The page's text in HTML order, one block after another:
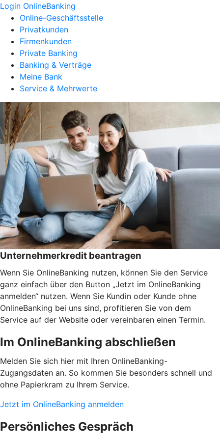
Login OnlineBanking
Online-Geschäftsstelle
Privatkunden
Firmenkunden
Private Banking
Banking & Verträge
Meine Bank
Service & Mehrwerte
Unternehmerkredit beantragen
Wenn Sie OnlineBanking nutzen, können Sie den Service
ganz einfach über den Button „Jetzt im OnlineBanking
anmelden“ nutzen. Wenn Sie Kundin oder Kunde ohne
OnlineBanking bei uns sind, profitieren Sie von dem
Service auf der Website oder vereinbaren einen Termin.
Im OnlineBanking abschließen
Melden Sie sich hier mit Ihren OnlineBanking-
Zugangsdaten an. So kommen Sie besonders schnell und
ohne Papierkram zu Ihrem Service.
Jetzt im OnlineBanking anmelden
Persönliches Gespräch